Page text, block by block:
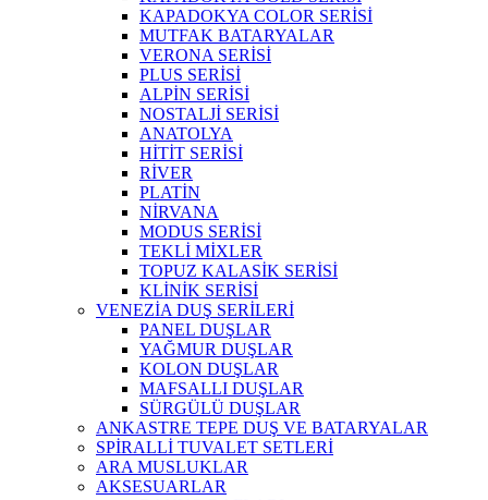
KAPADOKYA COLOR SERİSİ
MUTFAK BATARYALAR
VERONA SERİSİ
PLUS SERİSİ
ALPİN SERİSİ
NOSTALJİ SERİSİ
ANATOLYA
HİTİT SERİSİ
RİVER
PLATİN
NİRVANA
MODUS SERİSİ
TEKLİ MİXLER
TOPUZ KALASİK SERİSİ
KLİNİK SERİSİ
VENEZİA DUŞ SERİLERİ
PANEL DUŞLAR
YAĞMUR DUŞLAR
KOLON DUŞLAR
MAFSALLI DUŞLAR
SÜRGÜLÜ DUŞLAR
ANKASTRE TEPE DUŞ VE BATARYALAR
SPİRALLİ TUVALET SETLERİ
ARA MUSLUKLAR
AKSESUARLAR